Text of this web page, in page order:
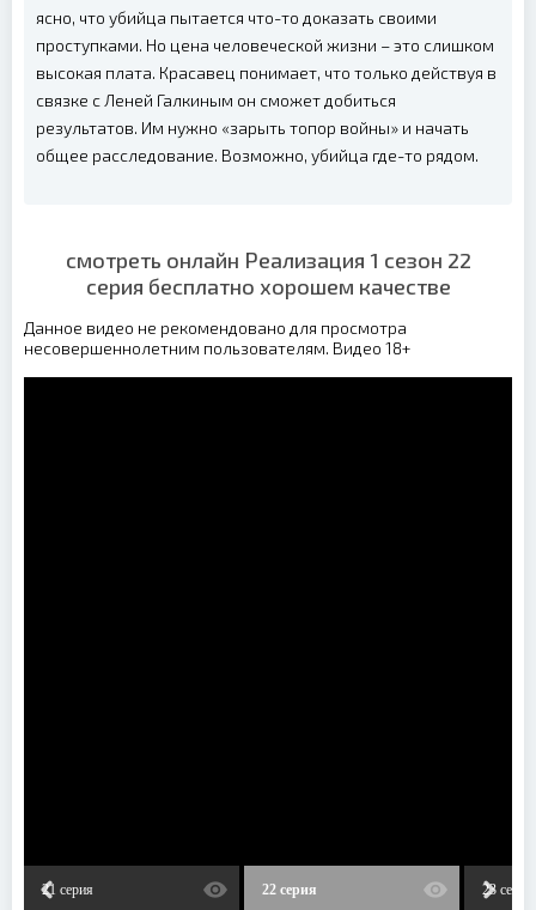
ясно, что убийца пытается что-то доказать своими
проступками. Но цена человеческой жизни – это слишком
высокая плата. Красавец понимает, что только действуя в
связке с Леней Галкиным он сможет добиться
результатов. Им нужно «зарыть топор войны» и начать
общее расследование. Возможно, убийца где-то рядом.
смотреть онлайн Реализация 1 сезон 22
серия бесплатно хорошем качестве
Данное видео не рекомендовано для просмотра
несовершеннолетним пользователям. Видео 18+
21 серия 22 серия 23 серия